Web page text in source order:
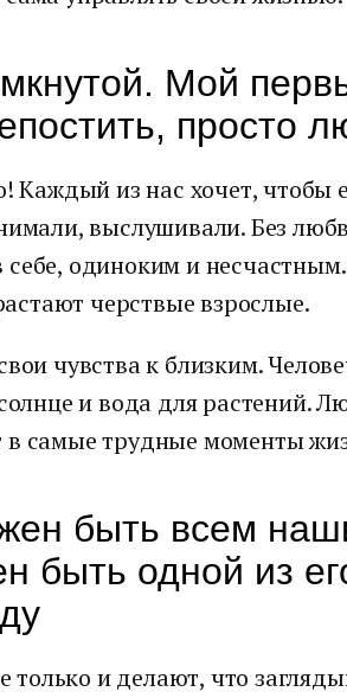
Мой
просто
Каждый из нас хочет, чтобы
выслушивали. Без
одиноким и
черствые взрослые.
чувства к близким.
и вода для растений.
в самые трудные моменты
быть всем
быть одной из
и делают, что